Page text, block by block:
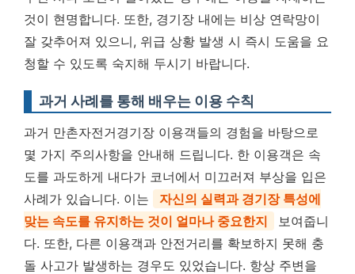
것이 현명합니다. 또한, 경기장 내에는 비상 연락망이
잘 갖추어져 있으니, 위급 상황 발생 시 즉시 도움을 요
청할 수 있도록 숙지해 두시기 바랍니다.
과거 사례를 통해 배우는 이용 수칙
과거 만촌자전거경기장 이용객들의 경험을 바탕으로
몇 가지 주의사항을 안내해 드립니다. 한 이용객은 속
도를 과도하게 내다가 코너에서 미끄러져 부상을 입은
사례가 있습니다. 이는
자신의 실력과 경기장 특성에
맞는 속도를 유지하는 것이 얼마나 중요한지
보여줍니
다. 또한, 다른 이용객과 안전거리를 확보하지 못해 충
돌 사고가 발생하는 경우도 있었습니다. 항상 주변을